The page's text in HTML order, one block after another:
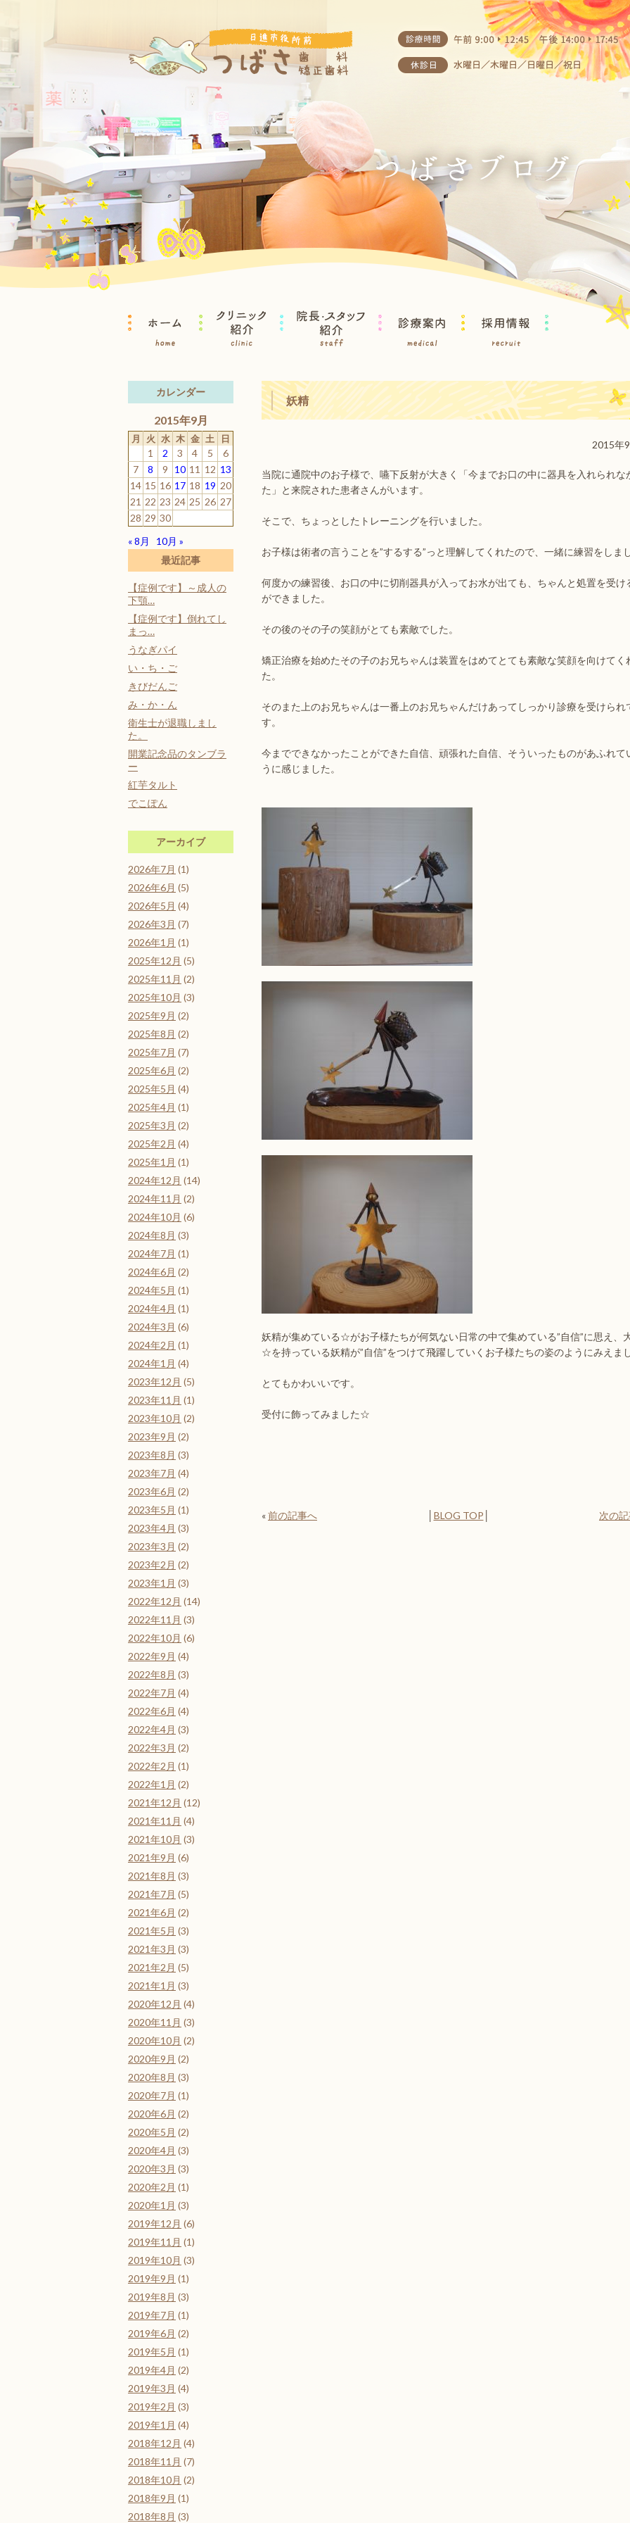
妖精
2015年
当院に通院中のお子様で、嚥下反射が大きく「今までお口の中に器具を入れられな
た」と来院された患者さんがいます。
そこで、ちょっとしたトレーニングを行いました。
お子様は術者の言うことを”するする”っと理解してくれたので、一緒に練習をしまし
何度かの練習後、お口の中に切削器具が入ってお水が出ても、ちゃんと処置を受け
ができました。
その後のその子の笑顔がとても素敵でした。
矯正治療を始めたその子のお兄ちゃんは装置をはめてとても素敵な笑顔を向けてく
た。
そのまた上のお兄ちゃんは一番上のお兄ちゃんだけあってしっかり診療を受けられ
す。
今までできなかったことができた自信、頑張れた自信、そういったものがあふれて
うに感じました。
妖精が集めている☆がお子様たちが何気ない日常の中で集めている”自信”に思え、
☆を持っている妖精が”自信”をつけて飛躍していくお子様たちの姿のようにみえまし
とてもかわいいです。
受付に飾ってみました☆
«前の記事へ BLOG TOP 次の
カレンダー
2015年9月
月 火 水 木 金 土 日
1 2 3 4 5
6
7
8 9 10 11 12 13
14 15 16 17 18 19 20
21 22 23 24 25 26 27
28 29 30
« 8月
10月 »
最近記事
【症例です】～成人の
下顎…
【症例です】倒れてし
まっ…
うなぎパイ
い・ち・ご
きびだんご
み・か・ん
衛生士が退職しまし
た。
開業記念品のタンブラ
ー
紅芋タルト
でこぽん
アーカイブ
2026年7月 (1)
2026年6月 (5)
2026年5月 (4)
2026年3月 (7)
2026年1月 (1)
2025年12月 (5)
2025年11月 (2)
2025年10月 (3)
2025年9月 (2)
2025年8月 (2)
2025年7月 (7)
2025年6月 (2)
2025年5月 (4)
2025年4月 (1)
2025年3月 (2)
2025年2月 (4)
2025年1月 (1)
2024年12月 (14)
2024年11月 (2)
2024年10月 (6)
2024年8月 (3)
2024年7月 (1)
2024年6月 (2)
2024年5月 (1)
2024年4月 (1)
2024年3月 (6)
2024年2月 (1)
2024年1月 (4)
2023年12月 (5)
2023年11月 (1)
2023年10月 (2)
2023年9月 (2)
2023年8月 (3)
2023年7月 (4)
2023年6月 (2)
2023年5月 (1)
2023年4月 (3)
2023年3月 (2)
2023年2月 (2)
2023年1月 (3)
2022年12月 (14)
2022年11月 (3)
2022年10月 (6)
2022年9月 (4)
2022年8月 (3)
2022年7月 (4)
2022年6月 (4)
2022年4月 (3)
2022年3月 (2)
2022年2月 (1)
2022年1月 (2)
2021年12月 (12)
2021年11月 (4)
2021年10月 (3)
2021年9月 (6)
2021年8月 (3)
2021年7月 (5)
2021年6月 (2)
2021年5月 (3)
2021年3月 (3)
2021年2月 (5)
2021年1月 (3)
2020年12月 (4)
2020年11月 (3)
2020年10月 (2)
2020年9月 (2)
2020年8月 (3)
2020年7月 (1)
2020年6月 (2)
2020年5月 (2)
2020年4月 (3)
2020年3月 (3)
2020年2月 (1)
2020年1月 (3)
2019年12月 (6)
2019年11月 (1)
2019年10月 (3)
2019年9月 (1)
2019年8月 (3)
2019年7月 (1)
2019年6月 (2)
2019年5月 (1)
2019年4月 (2)
2019年3月 (4)
2019年2月 (3)
2019年1月 (4)
2018年12月 (4)
2018年11月 (7)
2018年10月 (2)
2018年9月 (1)
2018年8月 (3)